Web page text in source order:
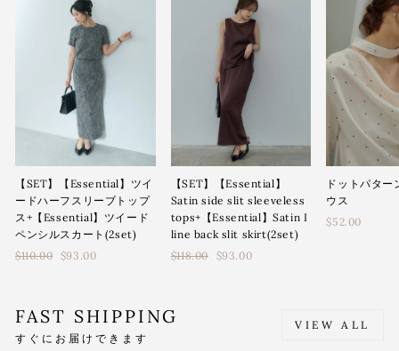
【SET】【Essential】ツイ
ードハーフスリーブトップ
ス+【Essential】ツイード
ペンシルスカート(2set)
通
$110.00 $93.00
【SET】【Essential】
Satin side slit sleeveless
tops+【Essential】Satin I
line back slit skirt(2set)
通
$118.00 $93.00
ドットパター
ウス
$52.00
FAST SHIPPING
すぐにお届けできます
VIEW ALL